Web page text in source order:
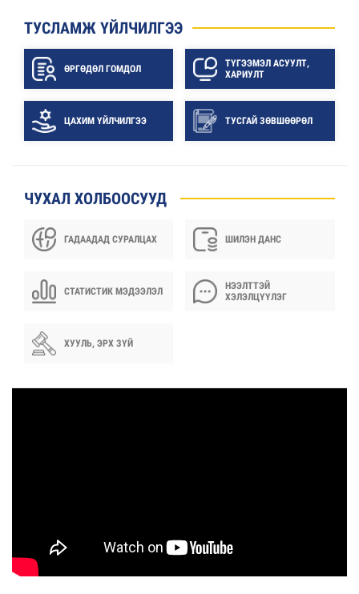
ТУСЛАМЖ ҮЙЛЧИЛГЭЭ
ӨРГӨДӨЛ ГОМДОЛ
ТҮГЭЭМЭЛ АСУУЛТ,
ХАРИУЛТ
ЦАХИМ ҮЙЛЧИЛГЭЭ ТУСГАЙ ЗӨВШӨӨРӨЛ
ЧУХАЛ ХОЛБООСУУД
ГАДААДАД СУРАЛЦАХ ШИЛЭН ДАНС
СТАТИСТИК МЭДЭЭЛЭЛ
НЭЭЛТТЭЙ
ХЭЛЭЛЦҮҮЛЭГ
ХУУЛЬ, ЭРХ ЗҮЙ